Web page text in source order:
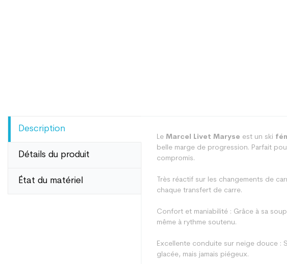
Description
Détails du produit
État du matériel
Le Marcel Livet Maryse est un ski
belle marge de progression. Parfait
compromis.
Très réactif sur les changements de
chaque transfert de carre.
Confort et maniabilité : Grâce à sa
même à rythme soutenu.
Excellente conduite sur neige douce :
glacée, mais jamais piégeux.